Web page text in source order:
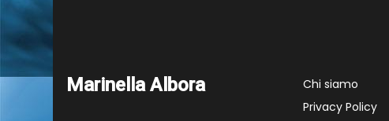
Marinella Albora
Chi siamo
Privacy Policy